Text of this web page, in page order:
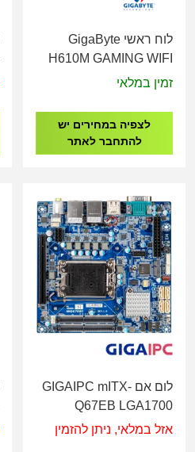
לוח ראשי GigaByte
H610M GAMING WIFI
DDR4 - Socket 1700
זמין במלאי
לצפיה במחירים יש
להתחבר לאתר
לום אם GIGAIPC mITX-
Q67EB LGA1700
אזל במלאי, ניתן להזמין